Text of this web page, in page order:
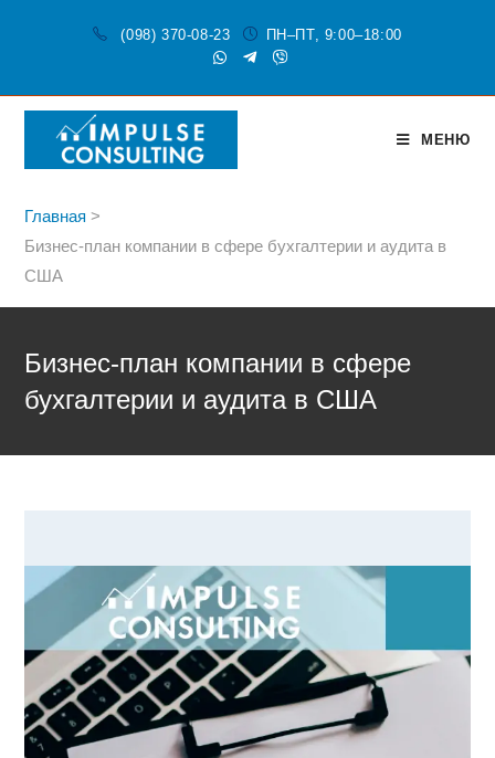
(098) 370-08-23 ПН–ПТ, 9:00–18:00
МЕНЮ
Главная >
Бизнес-план компании в сфере бухгалтерии и аудита в
США
Бизнес-план компании в сфере
бухгалтерии и аудита в США